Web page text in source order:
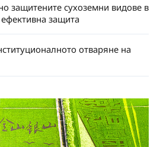
защитените сухоземни видове в
защита
отваряне на